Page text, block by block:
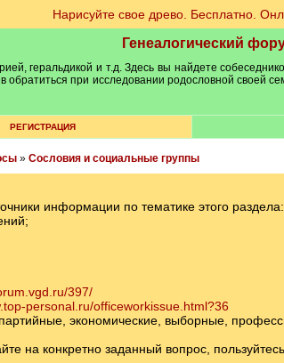
Нарисуйте свое древо. Бесплатно.
Генеалогический
геральдикой и т.д. Здесь вы найдете
при исследовании родословной своей
РЕГИСТРАЦИЯ
» Сословия и социальные группы
информации по тематике этого раздела:
397/
personal.ru/officeworkissue.html?36
экономические, выборные,
конкретно заданный вопрос, пользуйтесь